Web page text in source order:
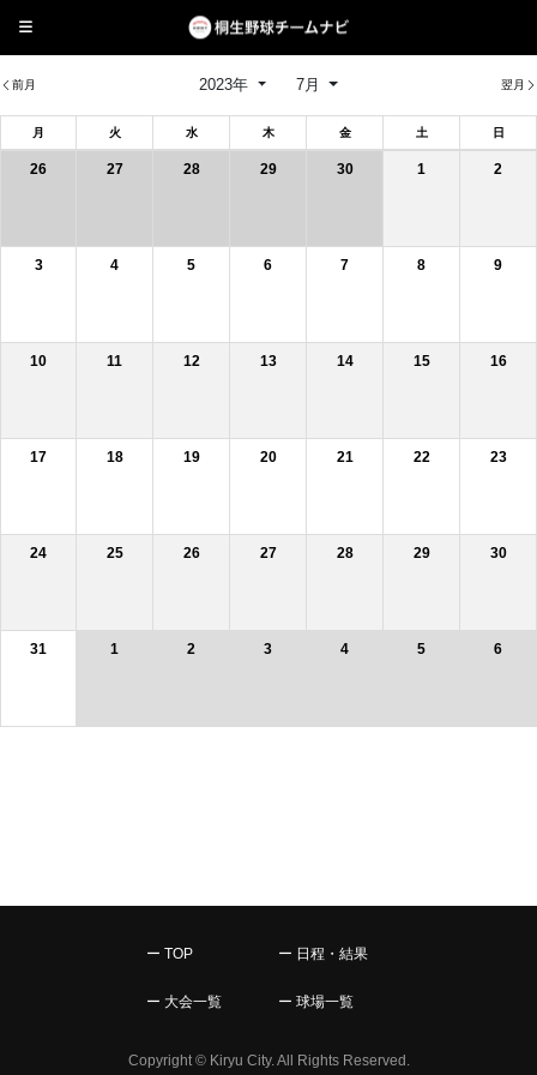
前月 2023年 7月 翌月
月 火 水 木 金 土 日
26 27 28 29 30 1 2
3 4 5 6 7 8 9
10 11 12 13 14 15 16
17 18 19 20 21 22 23
24 25 26 27 28 29 30
31 1 2 3 4 5 6
ー TOP ー 日程・結果
ー 大会一覧 ー 球場一覧
Copyright © Kiryu City. All Rights Reserved.